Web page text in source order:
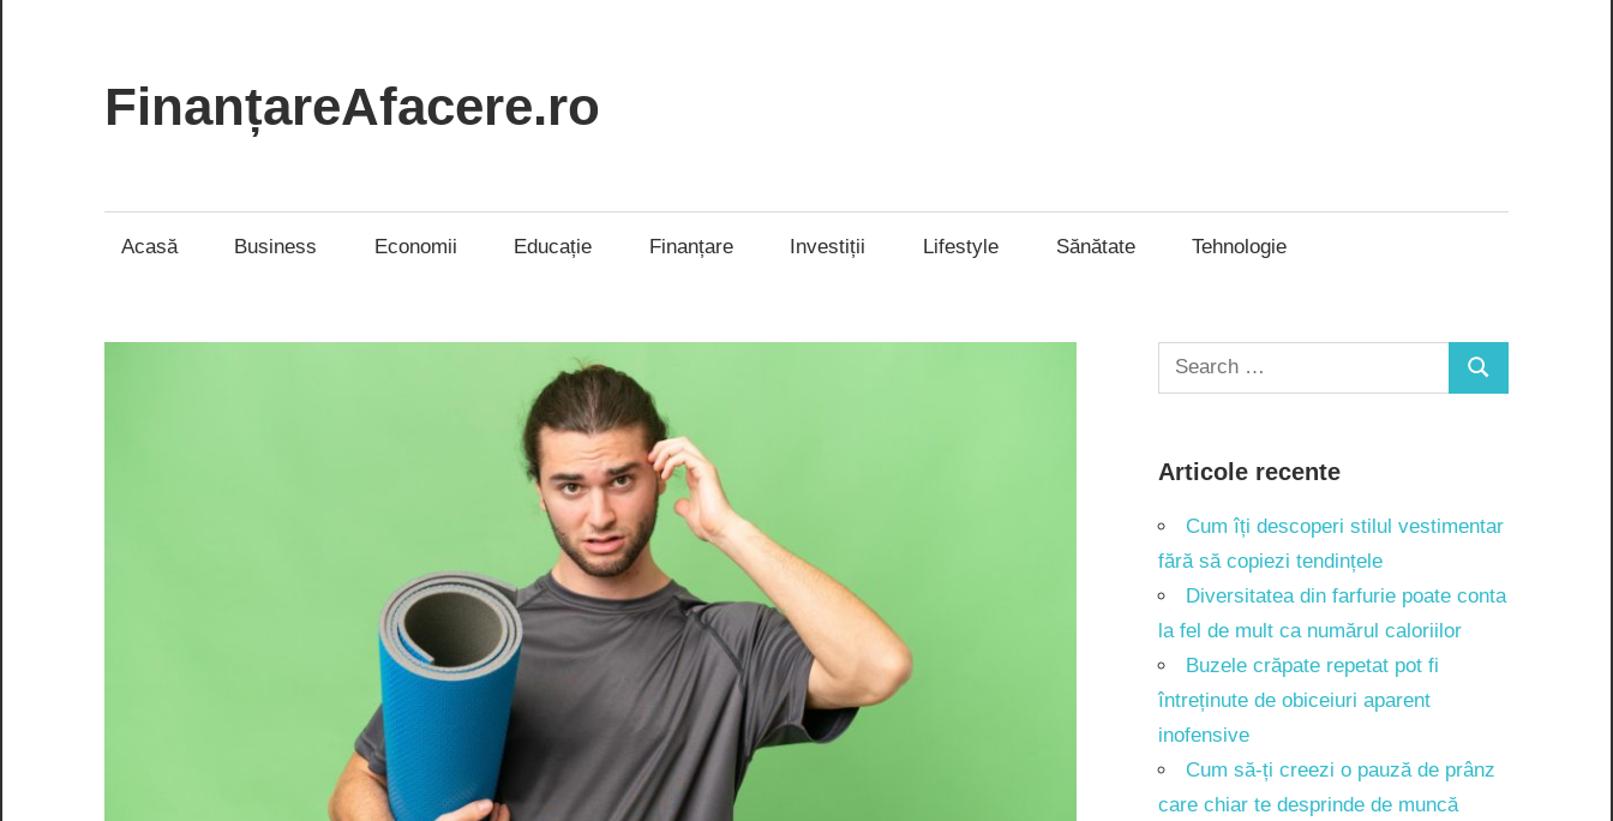
content
FinanțareAfacere.ro
Acasă Business Economii Educație Finanțare Investiții Lifestyle Sănătate Tehnologie
Search
for:
Search
Articole recente
Cum îți descoperi stilul vestimentar
fără să copiezi tendințele
Diversitatea din farfurie poate conta
la fel de mult ca numărul caloriilor
Buzele crăpate repetat pot fi
întreținute de obiceiuri aparent
inofensive
Cum să-ți creezi o pauză de prânz
care chiar te desprinde de muncă